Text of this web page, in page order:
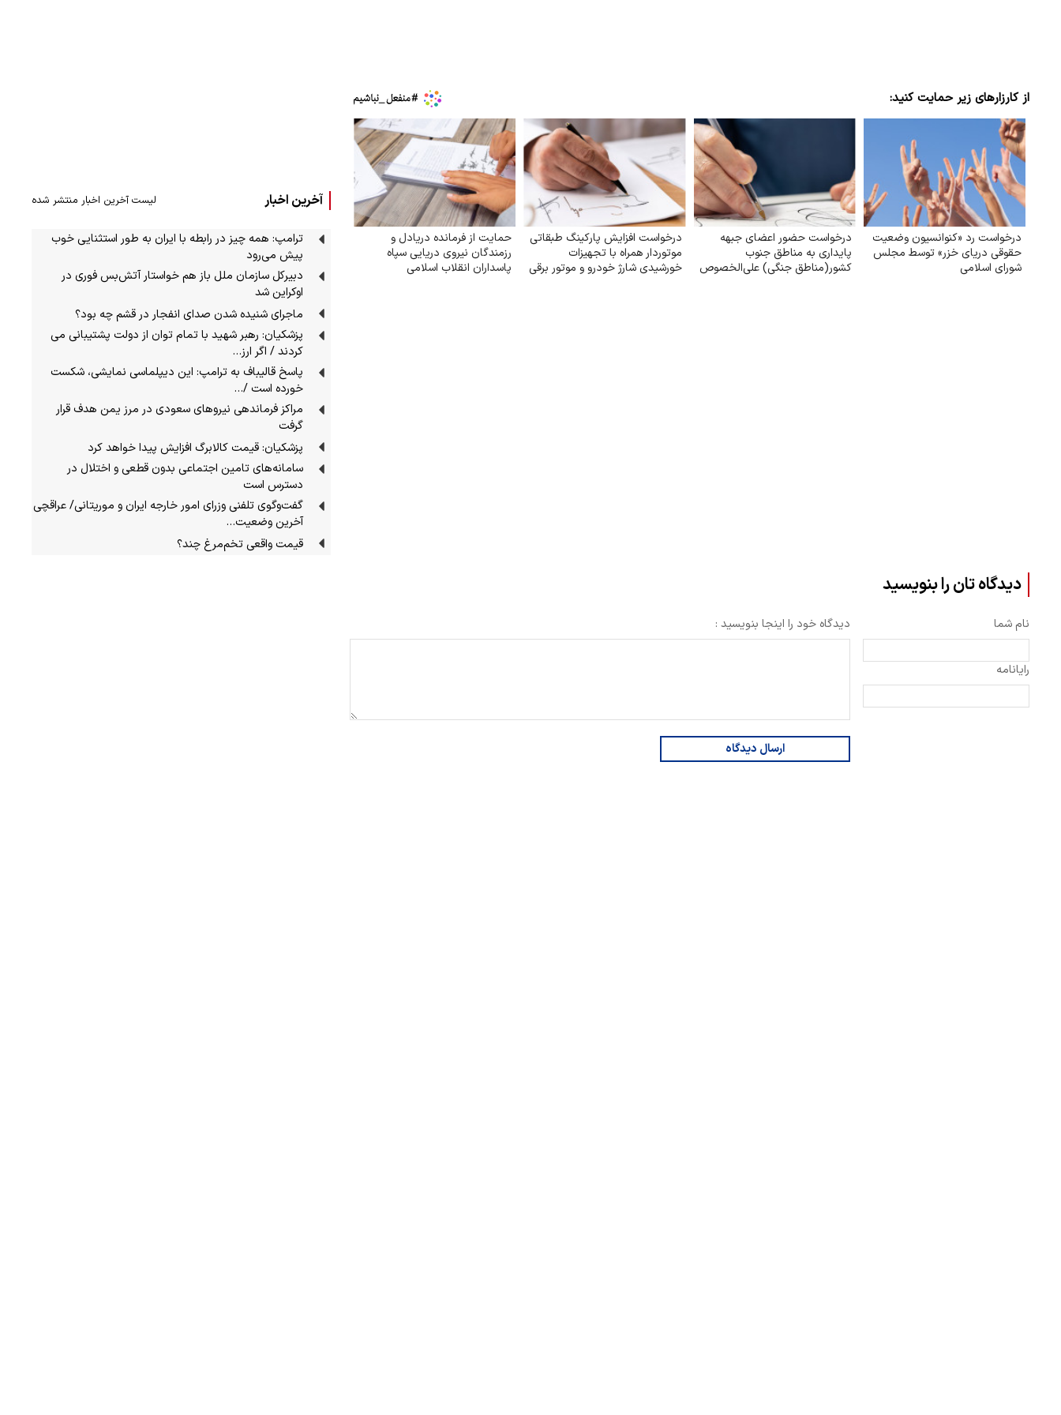
از کارزارهای زیر حمایت کنید:
درخواست رد «کنوانسیون وضعیت
حقوقی دریای خزر» توسط مجلس
شورای اسلامی
درخواست حضور اعضای جبهه
پایداری به مناطق جنوب
کشور(مناطق جنگی) علی‌الخصوص
درخواست افزایش پارکینگ طبقاتی
موتوردار همراه با تجهیزات
خورشیدی شارژ خودرو و موتور برقی
حمایت از فرمانده دریادل و
رزمندگان نیروی دریایی سپاه
پاسداران انقلاب اسلامی
دیدگاه تان را بنویسید
نام شما
رایانامه
دیدگاه خود را اینجا بنویسید :
ارسال دیدگاه
آخرین اخبار لیست آخرین اخبار منتشر شده
ترامپ: همه چیز در رابطه با ایران به طور استثنایی خوب
پیش می‌رود
دبیرکل سازمان ملل باز هم خواستار آتش‌بس فوری در
اوکراین شد
ماجرای شنیده شدن صدای انفجار در قشم چه بود؟
پزشکیان: رهبر شهید با تمام توان از دولت پشتیبانی می
کردند / اگر ارز…
پاسخ قالیباف به ترامپ: این دیپلماسی نمایشی، شکست
خورده است /…
مراکز فرماندهی نیروهای سعودی در مرز یمن هدف قرار
گرفت
پزشکیان: قیمت کالابرگ افزایش پیدا خواهد کرد
سامانه‌های تامین اجتماعی بدون قطعی و اختلال در
دسترس است
گفت‌وگوی تلفنی وزرای امور خارجه ایران و موریتانی/ عراقچی
آخرین وضعیت…
قیمت واقعی تخم‌مرغ چند؟